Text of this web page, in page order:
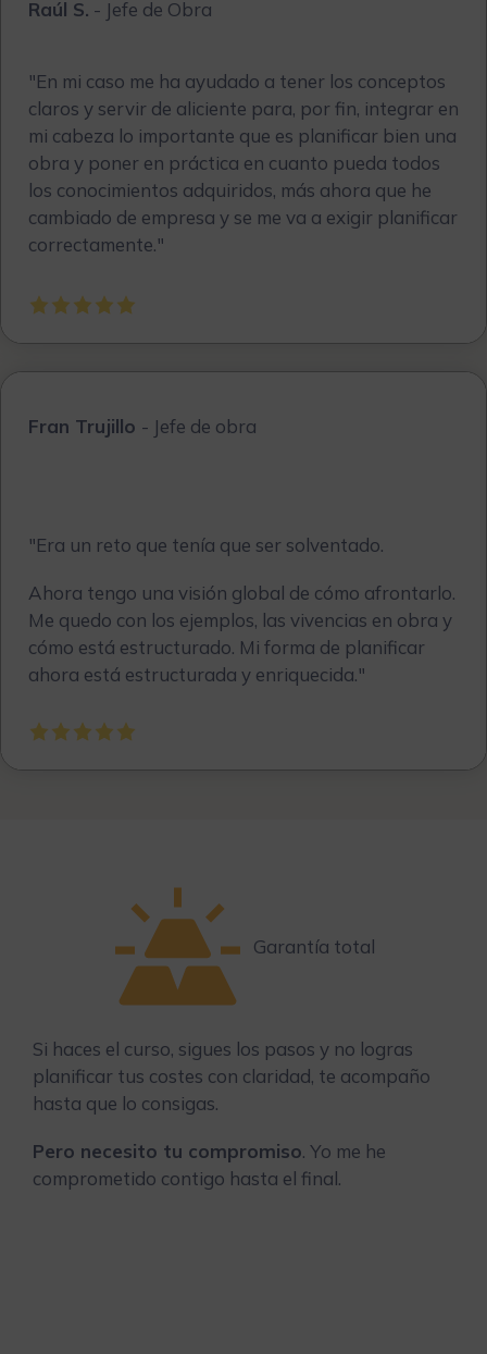
Raúl S. - Jefe de Obra
"En mi caso me ha ayudado a tener los conceptos
claros y servir de aliciente para, por fin, integrar en
mi cabeza lo importante que es planificar bien una
obra y poner en práctica en cuanto pueda todos
los conocimientos adquiridos, más ahora que he
cambiado de empresa y se me va a exigir planificar
correctamente."
Fran Trujillo - Jefe de obra
"Era un reto que tenía que ser solventado.
Ahora tengo una visión global de cómo afrontarlo.
Me quedo con los ejemplos, las vivencias en obra y
cómo está estructurado. Mi forma de planificar
ahora está estructurada y enriquecida."
Garantía total
Si haces el curso, sigues los pasos y no logras
planificar tus costes con claridad, te acompaño
hasta que lo consigas.
Pero necesito tu compromiso. Yo me he
comprometido contigo hasta el final.